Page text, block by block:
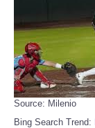
Source: Milenio
Bing Search Trend: